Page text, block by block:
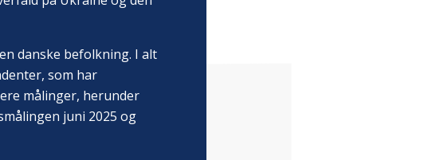
danske befolkning. I alt
som har
målinger, herunder
juni 2025 og